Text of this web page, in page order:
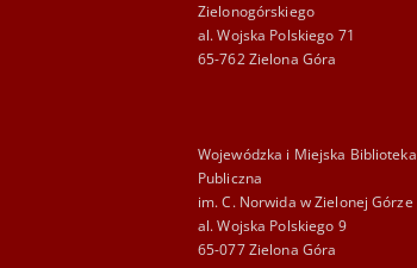
Zielonogórskiego
al. Wojska Polskiego 71
65-762 Zielona Góra
Wojewódzka i Miejska Biblioteka
Publiczna
im. C. Norwida w Zielonej Górze
al. Wojska Polskiego 9
65-077 Zielona Góra